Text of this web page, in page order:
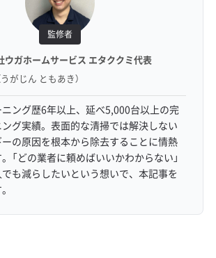
監修者
ウガホームサービス エタククミ代表
うがじん ともあき）
ング歴6年以上、延べ5,000台以上の完
グ実績。表面的な清掃では解決しない
の原因を根本から除去することに情熱
「どの業者に頼めばいいかわからない」
も減らしたいという想いで、本記事を